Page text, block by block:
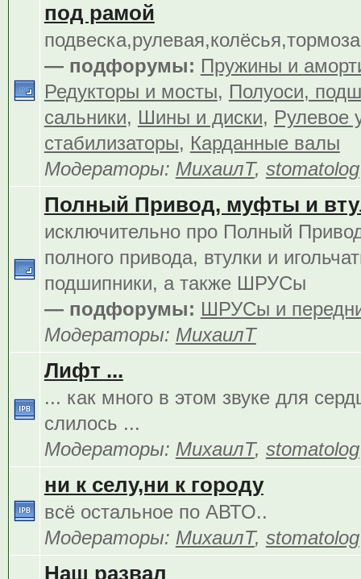
под рамой
— подфорумы: Пружины и
Редукторы и мосты, Полуоси,
сальники, Шины и диски, Рулевое
стабилизаторы, Карданные валы
Модераторы: МихаилТ, stomatolog
Полный Привод, муфты и
исключительно про Полный
полного привода, втулки и
подшипники, а также ШРУСы
— подфорумы: ШРУСы и
Модераторы: МихаилТ
Лифт ...
... как много в этом звуке для
слилось ...
Модераторы: МихаилТ, stomatolog
ни к селу,ни к городу
всё остальное по АВТО..
Модераторы: МихаилТ, stomatolog
Наш развал